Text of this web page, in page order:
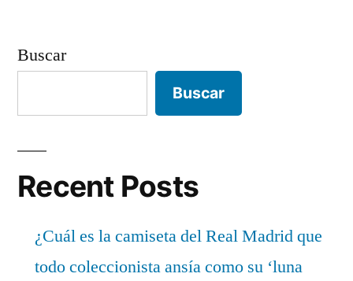
Buscar
Buscar
Recent Posts
¿Cuál es la camiseta del Real Madrid que
todo coleccionista ansía como su ‘luna